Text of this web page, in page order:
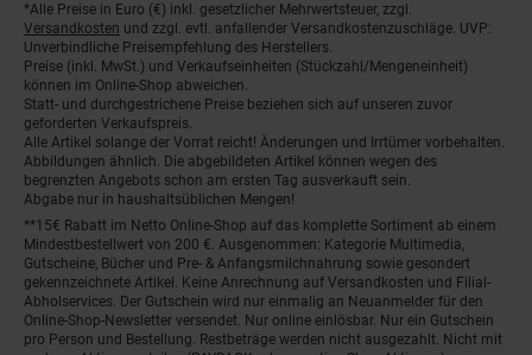
Fußnoten
*Alle Preise in Euro (€) inkl. gesetzlicher Mehrwertsteuer, zzgl.
Versandkosten und zzgl. evtl. anfallender Versandkostenzuschläge. UVP:
Unverbindliche Preisempfehlung des Herstellers.
Preise (inkl. MwSt.) und Verkaufseinheiten (Stückzahl/Mengeneinheit)
können im Online-Shop abweichen.
Statt- und durchgestrichene Preise beziehen sich auf unseren zuvor
geforderten Verkaufspreis.
Alle Artikel solange der Vorrat reicht! Änderungen und Irrtümer vorbehalten.
Abbildungen ähnlich. Die abgebildeten Artikel können wegen des
begrenzten Angebots schon am ersten Tag ausverkauft sein.
Abgabe nur in haushaltsüblichen Mengen!
**15€ Rabatt im Netto Online-Shop auf das komplette Sortiment ab einem
Mindestbestellwert von 200 €. Ausgenommen: Kategorie Multimedia,
Gutscheine, Bücher und Pre- & Anfangsmilchnahrung sowie gesondert
gekennzeichnete Artikel. Keine Anrechnung auf Versandkosten und Filial-
Abholservices. Der Gutschein wird nur einmalig an Neuanmelder für den
Online-Shop-Newsletter versendet. Nur online einlösbar. Nur ein Gutschein
pro Person und Bestellung. Restbeträge werden nicht ausgezahlt. Nicht mit